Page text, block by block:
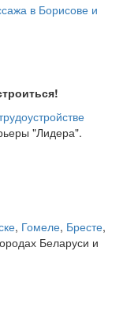
в Борисове и
"Лидера".
, Гомеле, Бресте,
Беларуси и